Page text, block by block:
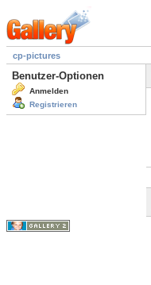
cp-pictures
Benutzer-Optionen
Anmelden
Registrieren